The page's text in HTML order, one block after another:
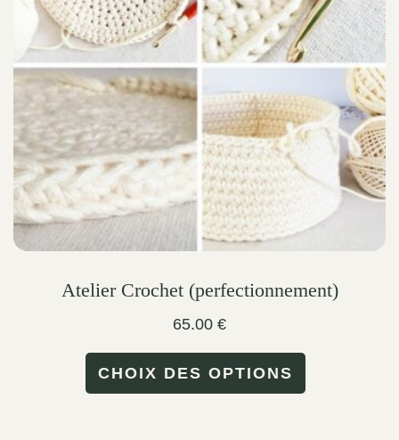
may
be
chosen
on
the
product
page
Atelier Crochet (perfectionnement)
65.00 €
CHOIX DES OPTIONS